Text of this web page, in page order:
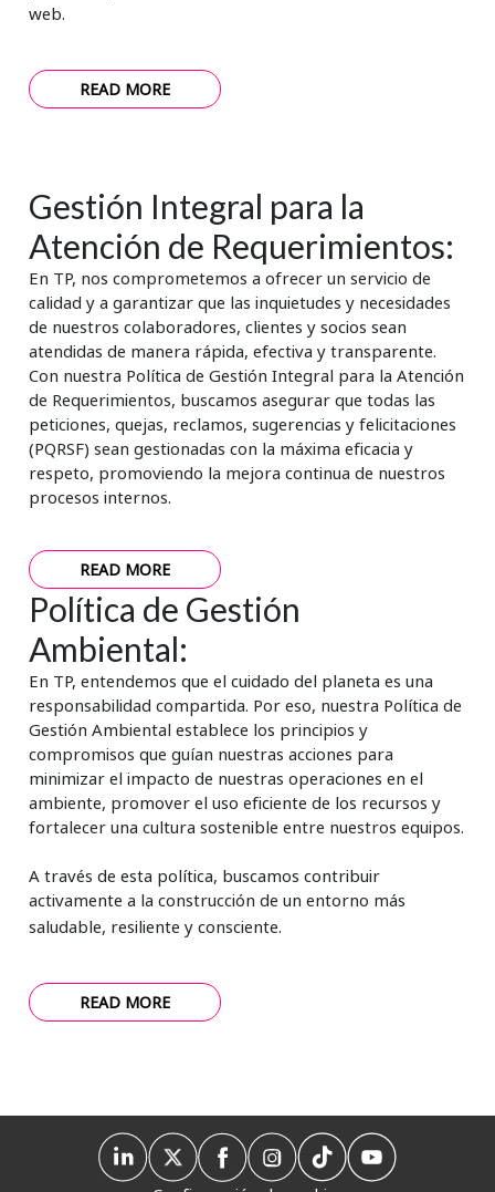
web.
READ MORE
Gestión Integral para la
Atención de Requerimientos:
En TP, nos comprometemos a ofrecer un servicio de
calidad y a garantizar que las inquietudes y necesidades
de nuestros colaboradores, clientes y socios sean
atendidas de manera rápida, efectiva y transparente.
Con nuestra Política de Gestión Integral para la Atención
de Requerimientos, buscamos asegurar que todas las
peticiones, quejas, reclamos, sugerencias y felicitaciones
(PQRSF) sean gestionadas con la máxima eficacia y
respeto, promoviendo la mejora continua de nuestros
procesos internos.
READ MORE
Política de Gestión
Ambiental:
En TP, entendemos que el cuidado del planeta es una
responsabilidad compartida. Por eso, nuestra Política de
Gestión Ambiental establece los principios y
compromisos que guían nuestras acciones para
minimizar el impacto de nuestras operaciones en el
ambiente, promover el uso eficiente de los recursos y
fortalecer una cultura sostenible entre nuestros equipos.
A través de esta política, buscamos contribuir
activamente a la construcción de un entorno más
saludable, resiliente y consciente.
READ MORE